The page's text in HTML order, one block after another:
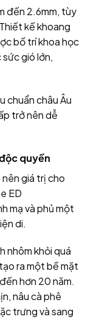
đến 2.6mm, tùy
kế khoang
bố trí khoa học
gió lớn,
chuẩn châu Âu
trở nên dễ
quyền
giá trị cho
ED
mạ và phủ một
di.
nhôm khỏi quá
ra một bề mặt
hơn 20 năm.
nâu cà phê
trưng và sang